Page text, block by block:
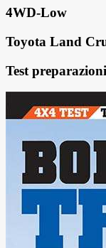
4WD-Low
Toyota Land
Test